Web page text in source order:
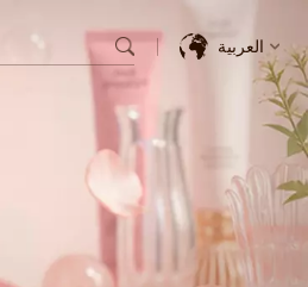
العربية
English
Français